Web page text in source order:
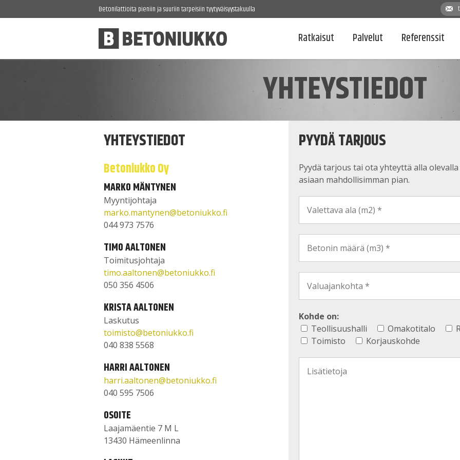
Betonilattioita pieniin ja suuriin tarpeisiin tyytyväisyystakuulla
Ratkaisut Palvelut Referenssit
YHTEYSTIEDOT
YHTEYSTIEDOT
Betoniukko Oy
MARKO MÄNTYNEN
Myyntijohtaja
marko.mantynen@betoniukko.fi
044 973 7576
TIMO AALTONEN
Toimitusjohtaja
timo.aaltonen@betoniukko.fi
050 356 4506
KRISTA AALTONEN
Laskutus
toimisto@betoniukko.fi
040 838 5568
HARRI AALTONEN
harri.aaltonen@betoniukko.fi
040 595 7506
OSOITE
Laajamäentie 7 M L
13430 Hämeenlinna
PYYDÄ TARJOUS
Pyydä tarjous tai ota yhteyttä alla
asiaan mahdollisimman pian.
Kohde on:
Teollisuushalli
Omakotitalo
Toimisto
Korjauskohde